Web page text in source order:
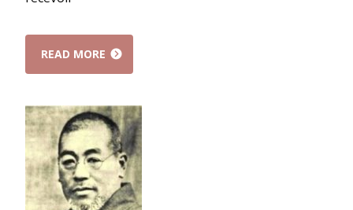
READ MORE